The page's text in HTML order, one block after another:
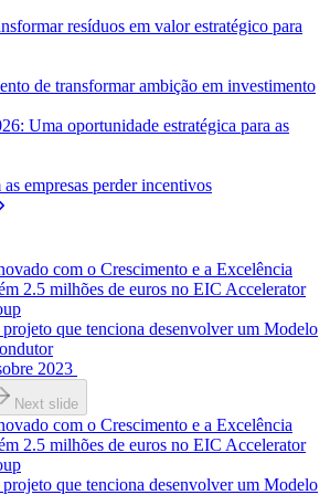
resíduos em valor estratégico para
de transformar ambição em investimento
Uma oportunidade estratégica para as
empresas perder incentivos
com o Crescimento e a Excelência
2.5 milhões de euros no EIC Accelerator
que tenciona desenvolver um Modelo
2023
Next slide
com o Crescimento e a Excelência
2.5 milhões de euros no EIC Accelerator
que tenciona desenvolver um Modelo